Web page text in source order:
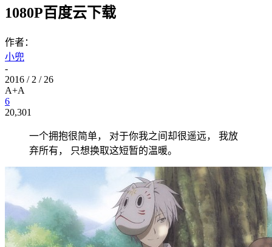
1080P百度云下载
作者：
小兜
-
2016 / 2 / 26
A+A
6
20,301
一个拥抱很简单， 对于你我之间却很遥远， 我放
弃所有， 只想换取这短暂的温暖。